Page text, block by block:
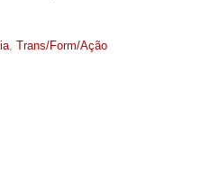
, Trans/Form/Ação